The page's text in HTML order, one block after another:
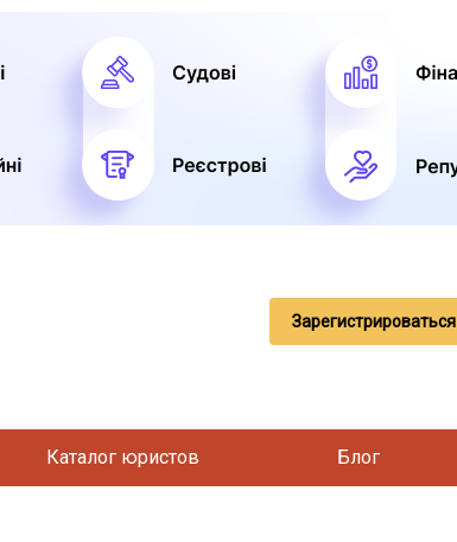
Зарегистрироваться
Каталог юристов Блог